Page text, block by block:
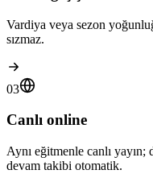
Vardiya veya sezon
sızmaz.
03
Canlı online
Aynı eğitmenle canlı yayın;
devam takibi otomatik.